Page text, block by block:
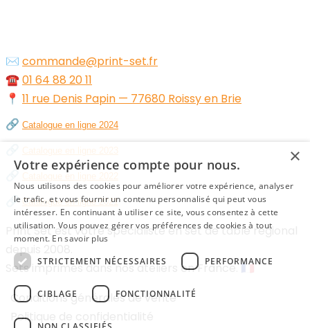
✉️ commande@print-set.fr
☎️01 64 88 20 11
📍 11 rue Denis Papin — 77680 Roissy en Brie
🔗 Catalogue en ligne 2024
🔗 Catalogue en ligne 2021
Print Set est votre spécialiste en set de table régional
depuis 2008.
Sets imprimés dans nos ateliers en France. 🇫🇷
Conditions générales de vente
Politique de confidentialité
×
Votre expérience compte pour nous.
Nous utilisons des cookies pour améliorer votre expérience, analyser
le trafic, et vous fournir un contenu personnalisé qui peut vous
intéresser. En continuant à utiliser ce site, vous consentez à cette
utilisation. Vous pouvez gérer vos préférences de cookies à tout
moment. En savoir plus
STRICTEMENT NÉCESSAIRES
PERFORMANCE
CIBLAGE FONCTIONNALITÉ